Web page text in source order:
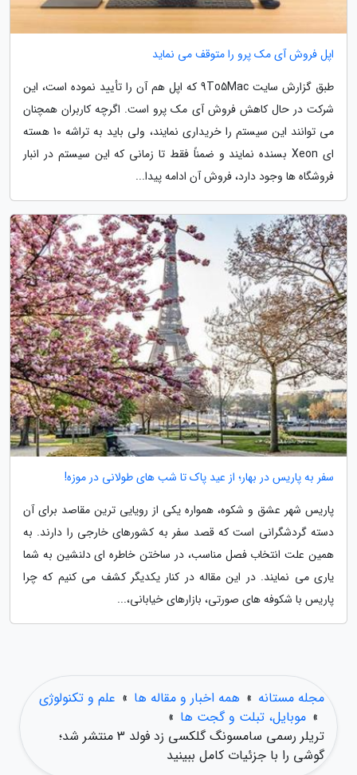
اپل فروش آی مک پرو را متوقف می نماید
طبق گزارش سایت 9To5Mac که اپل هم آن را تأیید نموده است، این
شرکت در حال کاهش فروش آی مک پرو است. اگرچه کاربران همچنان
می توانند این سیستم را خریداری نمایند، ولی باید به تراشه 10 هسته
ای Xeon بسنده نمایند و ضمناً فقط تا زمانی که این سیستم در انبار
فروشگاه ها وجود دارد، فروش آن ادامه پیدا...
سفر به پاریس در بهار؛ از عید پاک تا شب های طولانی در موزه!
پاریس شهر عشق و شکوه، همواره یکی از رویایی ترین مقاصد برای آن
دسته گردشگرانی است که قصد سفر به کشورهای خارجی را دارند. به
همین علت انتخاب فصل مناسب، در ساختن خاطره ای دلنشین به شما
یاری می نمایند. در این مقاله در کنار یکدیگر کشف می کنیم که چرا
پاریس با شکوفه های صورتی، بازارهای خیابانی،...
مجله مستانه » همه اخبار و مقاله ها » علم و تکنولوژی
» موبایل، تبلت و گجت ها »
تریلر رسمی سامسونگ گلکسی زد فولد 3 منتشر شد؛
گوشی را با جزئیات کامل ببینید